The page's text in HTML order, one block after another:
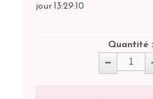
jour 13:29:10
Quantité :